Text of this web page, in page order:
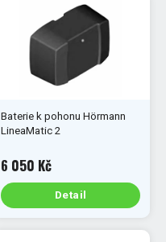
Baterie k pohonu Hörmann
LineaMatic 2
6 050 Kč
Detail